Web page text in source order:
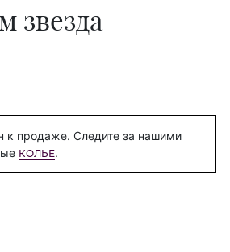
звезда
к продаже. Следите за нашими
КОЛЬЕ.